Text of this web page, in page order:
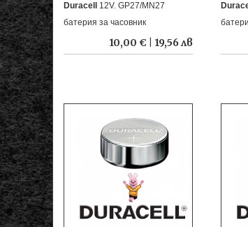
Duracell 12V. GP27/MN27
батерия за часовник
10,00 € | 19,56 лв